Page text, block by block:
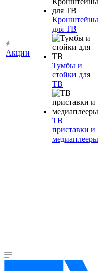
Акции
Кронштейны
для ТВ
Тумбы и
стойки для
ТВ
ТВ
приставки и
медиаплееры